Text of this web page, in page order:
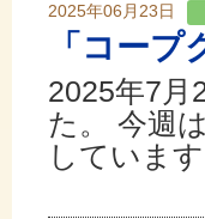
2025年06月23日
「コー
2025年7月
た。 今週
していま